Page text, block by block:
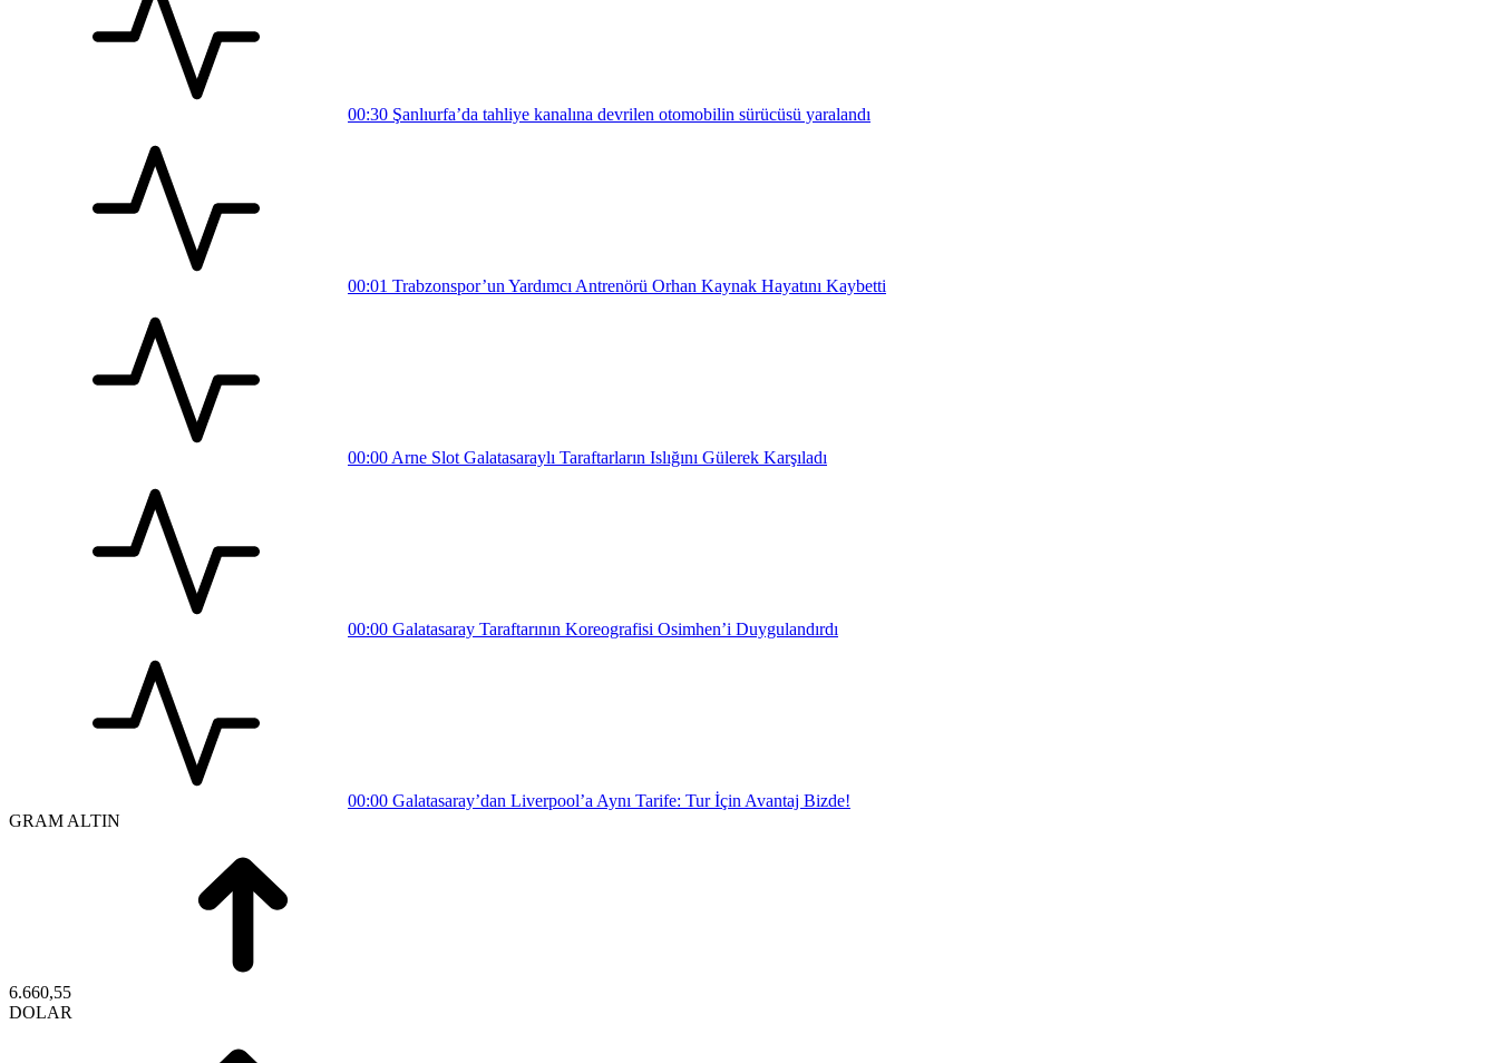
00:30 Şanlıurfa’da tahliye kanalına devrilen otomobilin sürücüsü yaralandı
00:01 Trabzonspor’un Yardımcı Antrenörü Orhan Kaynak Hayatını Kaybetti
00:00 Arne Slot Galatasaraylı Taraftarların Islığını Gülerek Karşıladı
00:00 Galatasaray Taraftarının Koreografisi Osimhen’i Duygulandırdı
00:00 Galatasaray’dan Liverpool’a Aynı Tarife: Tur İçin Avantaj Bizde!
GRAM ALTIN
6.660,55
DOLAR